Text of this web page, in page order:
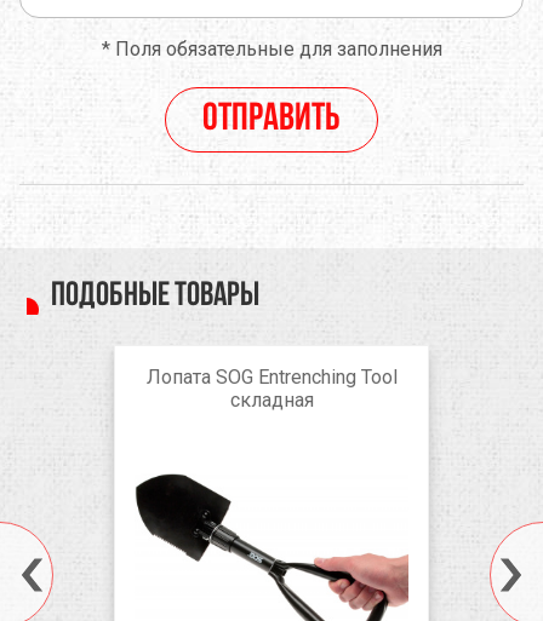
*Поля обязательные для заполнения
Отправить
Подобные товары
Лопата SOG Entrenching Tool
складная